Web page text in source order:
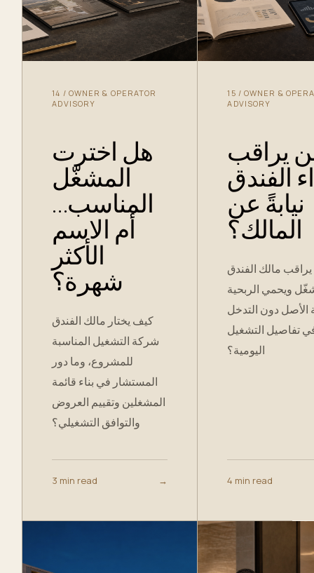
14 / OWNER & OPERATOR
ADVISORY
هل اخترت
المشغّل
المناسب…
أم الاسم
الأكثر
شهرة؟
كيف يختار مالك الفندق
شركة التشغيل المناسبة
للمشروع، وما دور
المستشار في بناء قائمة
المشغلين وتقييم العروض
والتوافق التشغيلي؟
3 min read →
15 / OWNER &
ADVISORY
يراقب
الفندق
نيابةً عن
المالك؟
مالك الفندق
ويحمي الربحية
الأصل دون التدخل
تفاصيل التشغيل
اليومية؟
4 min read